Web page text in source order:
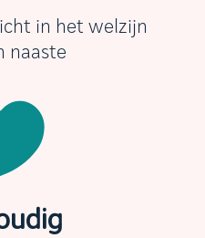
in het welzijn
naaste